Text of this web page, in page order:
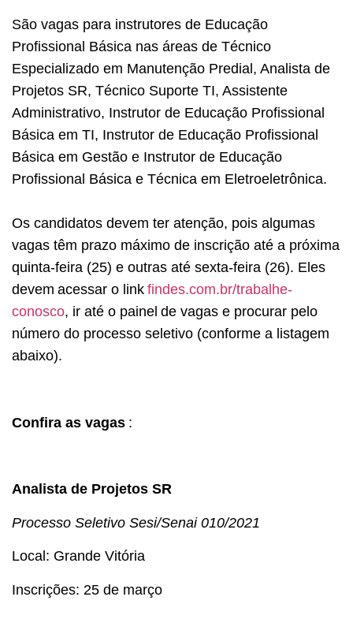
São vagas para instrutores de Educação
Profissional Básica nas áreas de Técnico
Especializado em Manutenção Predial, Analista de
Projetos SR, Técnico Suporte TI, Assistente
Administrativo, Instrutor de Educação Profissional
Básica em TI, Instrutor de Educação Profissional
Básica em Gestão e Instrutor de Educação
Profissional Básica e Técnica em Eletroeletrônica.
Os candidatos devem ter atenção, pois algumas
vagas têm prazo máximo de inscrição até a próxima
quinta-feira (25) e outras até sexta-feira (26). Eles
devem acessar o link findes.com.br/trabalhe-
conosco, ir até o painel de vagas e procurar pelo
número do processo seletivo (conforme a listagem
abaixo).
Confira as vagas :
Analista de Projetos SR
Processo Seletivo Sesi/Senai 010/2021
Local: Grande Vitória
Inscrições: 25 de março